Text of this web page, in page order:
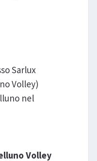
Sarlux
Volley)
nel
Volley